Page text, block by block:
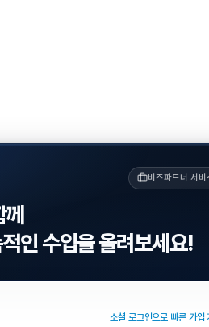
비즈파트너 서비
인 수입을 올려보세요!
소셜 로그인으로 빠른 가입